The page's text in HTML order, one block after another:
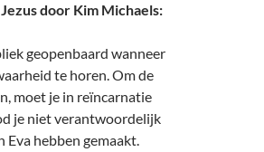
door Kim Michaels:
geopenbaard wanneer
te horen. Om de
moet je in reïncarnatie
je niet verantwoordelijk
Eva hebben gemaakt.